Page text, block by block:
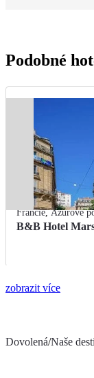
Podobné
Francie,Azurové
B&B Hotel
zobrazit více
Dovolená/Naše